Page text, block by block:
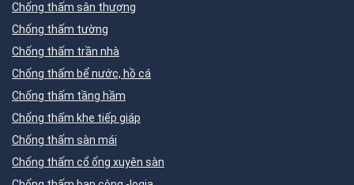
Chống thấm sân thượng
Chống thấm tường
Chống thấm trần nhà
Chống thấm bể nước, hồ cá
Chống thấm tầng hầm
Chống thấm khe tiếp giáp
Chống thấm sàn mái
Chống thấm cổ ống xuyên sàn